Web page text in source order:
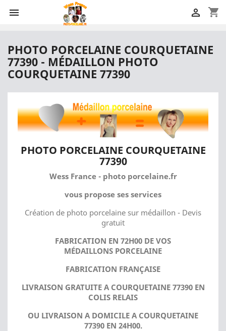
 shopping_cart

PHOTO PORCELAINE COURQUETAINE
77390 - MÉDAILLON PHOTO
COURQUETAINE 77390
PHOTO PORCELAINE COURQUETAINE
77390
Wess France - photo porcelaine.fr
vous propose ses services
Création de photo porcelaine sur médaillon - Devis
gratuit
FABRICATION EN 72H00 DE VOS
MÉDAILLONS PORCELAINE
FABRICATION FRANÇAISE
LIVRAISON GRATUITE A COURQUETAINE 77390 EN
COLIS RELAIS
OU LIVRAISON A DOMICILE A COURQUETAINE
77390 EN 24H00.